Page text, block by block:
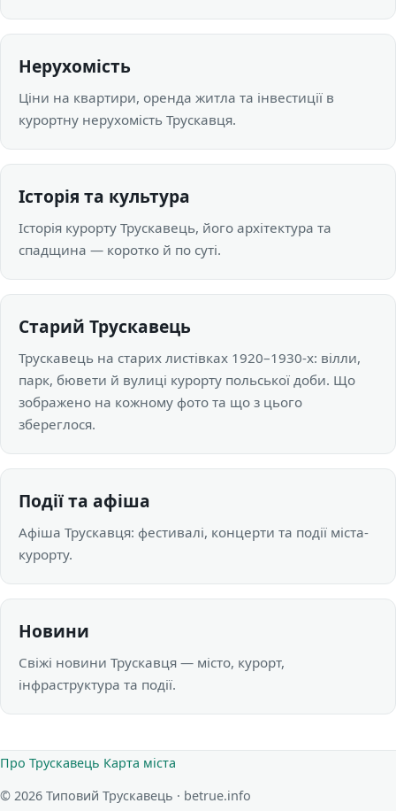
Нерухомість
Ціни на квартири, оренда житла та інвестиції в
курортну нерухомість Трускавця.
Історія та культура
Історія курорту Трускавець, його архітектура та
спадщина — коротко й по суті.
Старий Трускавець
Трускавець на старих листівках 1920–1930-х: вілли,
парк, бювети й вулиці курорту польської доби. Що
зображено на кожному фото та що з цього
збереглося.
Події та афіша
Афіша Трускавця: фестивалі, концерти та події міста-
курорту.
Новини
Свіжі новини Трускавця — місто, курорт,
інфраструктура та події.
Про Трускавець Карта міста
© 2026 Типовий Трускавець · betrue.info